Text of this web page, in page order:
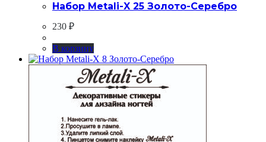
Набор Metali-X 25 Золото-Серебро
230 ₽
В корзину